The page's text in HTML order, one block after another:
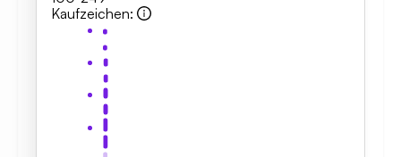
Kaufzeichen: